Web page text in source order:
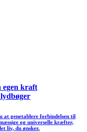
egen kraft
at genetablere forbindelsen til
og universelle kræfter,
liv, du ønsker.